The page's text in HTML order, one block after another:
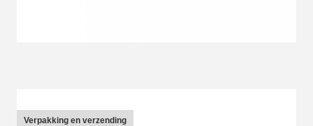
Verpakking en verzending